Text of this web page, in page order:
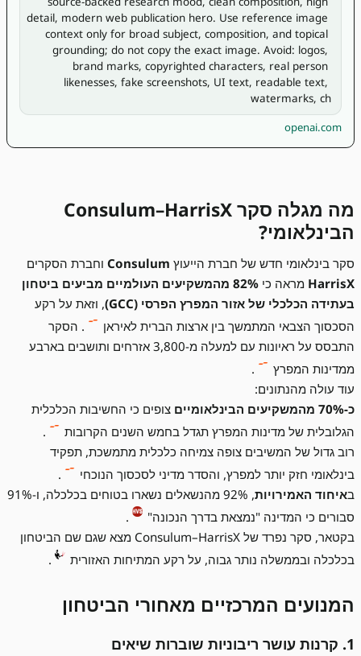
detail, modern web publication hero. Use reference image
context only for broad subject, composition, and topical
grounding; do not copy the exact image. Avoid: logos,
brand marks, copyrighted characters, real person
likenesses, fake screenshots, UI text, readable text,
watermarks, ch
openai.com
מה מגלה סקר Consulum–HarrisX
הבינלאומי?
סקר בינלאומי חדש של חברת הייעוץ Consulum וחברת הסקרים
HarrisX מראה כי
82% מהמשקיעים העולמיים מביעים ביטחון
בעתידה הכלכלי של אזור המפרץ הפרסי (GCC)
, וזאת על רקע
הסכסוך הצבאי המתמשך בין ארצות הברית לאיראן
. הסקר
התבסס על ראיונות עם למעלה מ-3,800 אזרחים ותושבים בארבע
ממדינות המפרץ
.
עוד עולה מהנתונים:
כ-70% מהמשקיעים הבינלאומיים
צופים כי החשיבות הכלכלית
הגלובלית של מדינות המפרץ תגדל בחמש השנים הקרובות
.
רוב גדול של המשיבים צופה צמיחה כלכלית מתמשכת, תפקיד
בינלאומי חזק יותר למפרץ, והסדר מדיני לסכסוך הנוכחי
.
באיחוד האמירויות
, 92% מהנשאלים נשארו בטוחים בכלכלה, ו-91%
סבורים כי המדינה "נמצאת בדרך הנכונה"
.
בקטאר, סקר נפרד של Consulum–HarrisX מצא שגם שם הביטחון
בכלכלה ובממשלה נותר גבוה, על רקע המתיחות האזורית
.
המנועים המרכזיים מאחורי הביטחון
1. קרנות עושר ריבוניות שוברות שיאים